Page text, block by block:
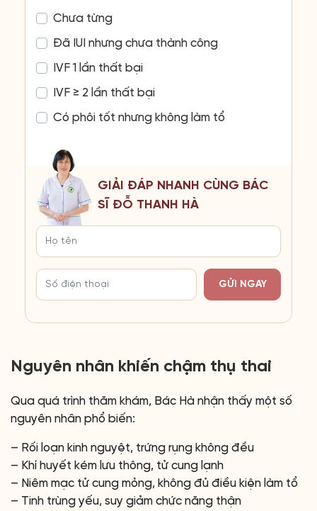
Chưa từng
Đã IUI nhưng chưa thành công
IVF 1 lần thất bại
IVF ≥ 2 lần thất bại
Có phôi tốt nhưng không làm tổ
GIẢI ĐÁP NHANH CÙNG BÁC
SĨ ĐỖ THANH HÀ
GỬI NGAY
Nguyên nhân khiến chậm thụ thai
Qua quá trình thăm khám, Bác Hà nhận thấy một số
nguyên nhân phổ biến:
– Rối loạn kinh nguyệt, trứng rụng không đều
– Khí huyết kém lưu thông, tử cung lạnh
– Niêm mạc tử cung mỏng, không đủ điều kiện làm tổ
– Tinh trùng yếu, suy giảm chức năng thận